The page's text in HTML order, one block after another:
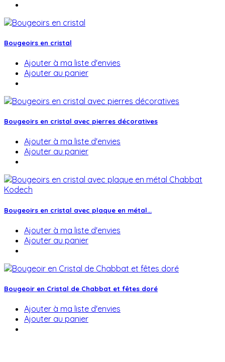
Bougeoirs en cristal
Ajouter à ma liste d'envies
Ajouter au panier
Bougeoirs en cristal avec pierres décoratives
Ajouter à ma liste d'envies
Ajouter au panier
Bougeoirs en cristal avec plaque en métal...
Ajouter à ma liste d'envies
Ajouter au panier
Bougeoir en Cristal de Chabbat et fêtes doré
Ajouter à ma liste d'envies
Ajouter au panier